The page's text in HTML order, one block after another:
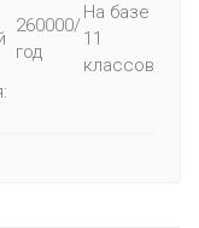
260000/
год
На базе
11
классов